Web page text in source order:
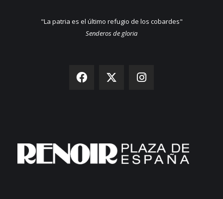
"La patria es el último refugio de los cobardes"
Senderos de gloria